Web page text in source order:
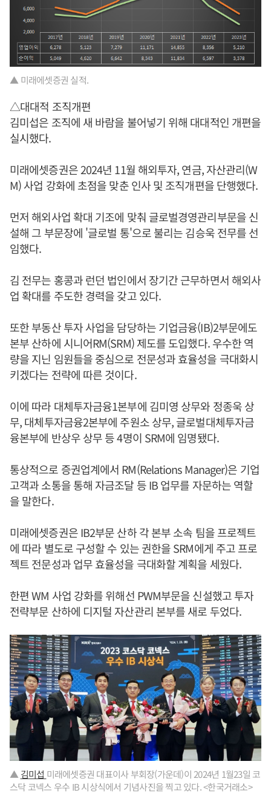
▲ 미래에셋증권 실적.
△대대적 조직개편
김미섭은 조직에 새 바람을 불어넣기 위해 대대적인 개편을
실시했다.
미래에셋증권은 2024년 11월 해외투자, 연금, 자산관리(W
M) 사업 강화에 초점을 맞춘 인사 및 조직개편을 단행했다.
먼저 해외사업 확대 기조에 맞춰 글로벌경영관리부문을 신
설해 그 부문장에 '글로벌 통'으로 불리는 김승욱 전무를 선
임했다.
김 전무는 홍콩과 런던 법인에서 장기간 근무하면서 해외사
업 확대를 주도한 경력을 갖고 있다.
또한 부동산 투자 사업을 담당하는 기업금융(IB)2부문에도
본부 산하에 시니어RM(SRM) 제도를 도입했다. 우수한 역
량을 지닌 임원들을 중심으로 전문성과 효율성을 극대화시
키겠다는 전략에 따른 것이다.
이에 따라 대체투자금융1본부에 김미영 상무와 정종욱 상
무, 대체투자금융2본부에 주원소 상무, 글로벌대체투자금
융본부에 반상우 상무 등 4명이 SRM에 임명됐다.
통상적으로 증권업계에서 RM(Relations Manager)은 기업
고객과 소통을 통해 자금조달 등 IB 업무를 자문하는 역할
을 말한다.
미래에셋증권은 IB2부문 산하 각 본부 소속 팀을 프로젝트
에 따라 별도로 구성할 수 있는 권한을 SRM에게 주고 프로
젝트 전문성과 업무 효율성을 극대화할 계획을 세웠다.
한편 WM 사업 강화를 위해선 PWM부문을 신설했고 투자
전략부문 산하에 디지털 자산관리 본부를 새로 두었다.
▲ 김미섭 미래에셋증권 대표이사 부회장(가운데)이 2024년 1월23일 코
스닥 코넥스 우수 IB 시상식에서 기념사진을 찍고 있다. <한국거래소>